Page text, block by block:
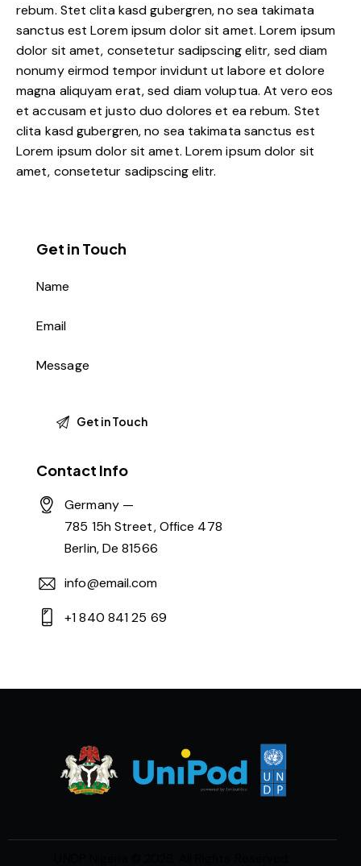
rebum. Stet clita kasd gubergren, no sea takimata
sanctus est Lorem ipsum dolor sit amet. Lorem ipsum
dolor sit amet, consetetur sadipscing elitr, sed diam
nonumy eirmod tempor invidunt ut labore et dolore
magna aliquyam erat, sed diam voluptua. At vero eos
et accusam et justo duo dolores et ea rebum. Stet
clita kasd gubergren, no sea takimata sanctus est
Lorem ipsum dolor sit amet. Lorem ipsum dolor sit
amet, consetetur sadipscing elitr.
Get in Touch
Contact Info
Germany —
785 15h Street, Office 478
Berlin, De 81566
info@email.com
+1 840 841 25 69